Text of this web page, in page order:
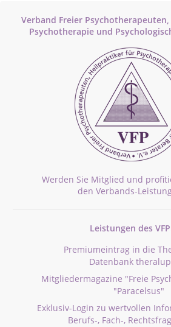
Verband Freier
Psychotherapie und
Werden Sie Mitglied und
den Verbands-
Leistungen des
Premiumeintrag in die
Datenbank
Mitgliedermagazine "Freie
"Paracelsus"
Exklusiv-Login zu wertvollen
Berufs-, Fach-,